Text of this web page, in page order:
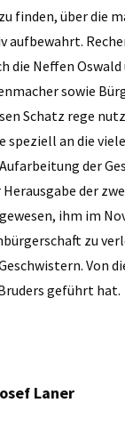
finden, über die
aufbewahrt.
die Neffen
sowie
Schatz rege
speziell an die
der
der
ihm im
zu
Von
geführt hat.
Laner